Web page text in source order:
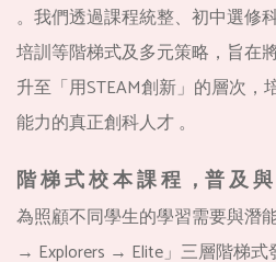
。我們透過課程統整、初中選修
培訓等階梯式及多元策略，旨在
升至「用STEAM創新」的層次
能力的真正創科人才 。
階 梯 式 校 本 課 程 ，普 及
為照顧不同學生的學習需要與潛
→ Explorers → Elite」三層階梯